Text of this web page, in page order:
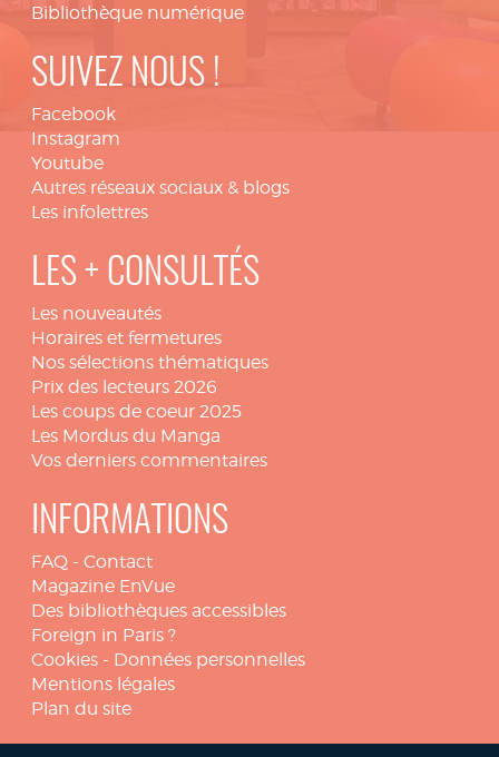
Bibliothèque numérique
SUIVEZ NOUS !
Facebook
Instagram
Youtube
Autres réseaux sociaux & blogs
Les infolettres
LES + CONSULTÉS
Les nouveautés
Horaires et fermetures
Nos sélections thématiques
Prix des lecteurs 2026
Les coups de coeur 2025
Les Mordus du Manga
Vos derniers commentaires
INFORMATIONS
FAQ - Contact
Magazine EnVue
Des bibliothèques accessibles
Foreign in Paris ?
Cookies - Données personnelles
Mentions légales
Plan du site